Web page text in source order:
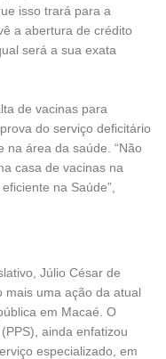
isso trará para a
a abertura de crédito
será a sua exata
de vacinas para
do serviço deficitário
na área da saúde. “Não
casa de vacinas na
na Saúde”,
Júlio César de
mais uma ação da atual
em Macaé. O
ainda enfatizou
especializado, em